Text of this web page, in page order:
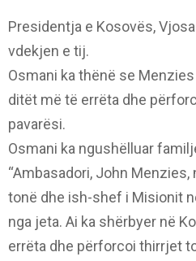
Presidentja e Kosovës,
vdekjen e tij.
Osmani ka thënë se
ditët më të errëta dhe
pavarësi.
Osmani ka ngushëlluar
“Ambasadori, John
tonë dhe ish-shef i Misionit
nga jeta. Ai ka shërbyer në
errëta dhe përforcoi thirrjet